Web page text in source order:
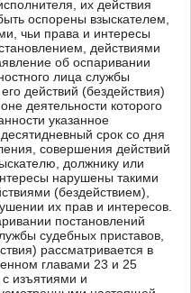
их действия
оспорены взыскателем,
чьи права и интересы
действиями
об оспаривании
лица службы
действий (бездействия)
деятельности которого
указанное
срок со дня
совершения действий
должнику или
нарушены такими
(бездействием),
их прав и интересов.
постановлений
судебных приставов,
рассматривается в
главами 23 и 25
изъятиями и